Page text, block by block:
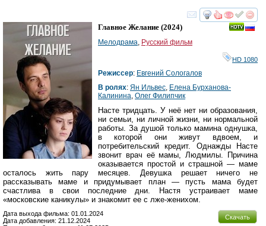
смотреть
Главное Желание (2024)
Мелодрама Русский фильм
HD 1080
Режиссер: Евгений Сологалов
В ролях: Ян Ильвес Елена Бурханова-
Калинина Олег Филипчик
Насте тридцать. У неё нет ни образования,
ни семьи, ни личной жизни, ни нормальной
работы. За душой только мамина однушка,
в которой они живут вдвоем, и
потребительский кредит. Однажды Насте
звонит врач её мамы, Людмилы. Причина
оказывается простой и страшной — маме
осталось жить пару месяцев. Девушка решает ничего не
рассказывать маме и придумывает план — пусть мама будет
счастлива в свои последние дни. Настя устраивает маме
«московские каникулы» и знакомит ее с лже-женихом.
Скачать
Дата выхода фильма: 01.01.2024
Дата добавления: 21.12.2024